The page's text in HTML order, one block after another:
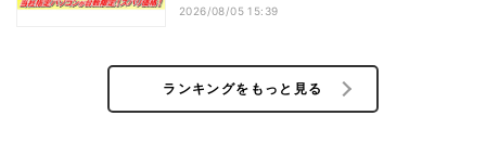
2026/08/05 15:39
ランキングをもっと見る